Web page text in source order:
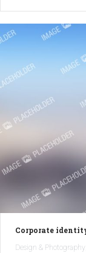
Corporate
Design & Photography